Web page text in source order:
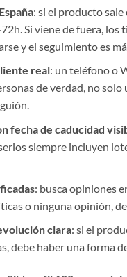
: si el producto sale
Si viene de fuera, los
y el seguimiento es
real: un teléfono o
de verdad, no
fecha de caducidad
siempre incluyen
: busca opiniones
o ninguna opinión,
clara: si el
debe haber una forma